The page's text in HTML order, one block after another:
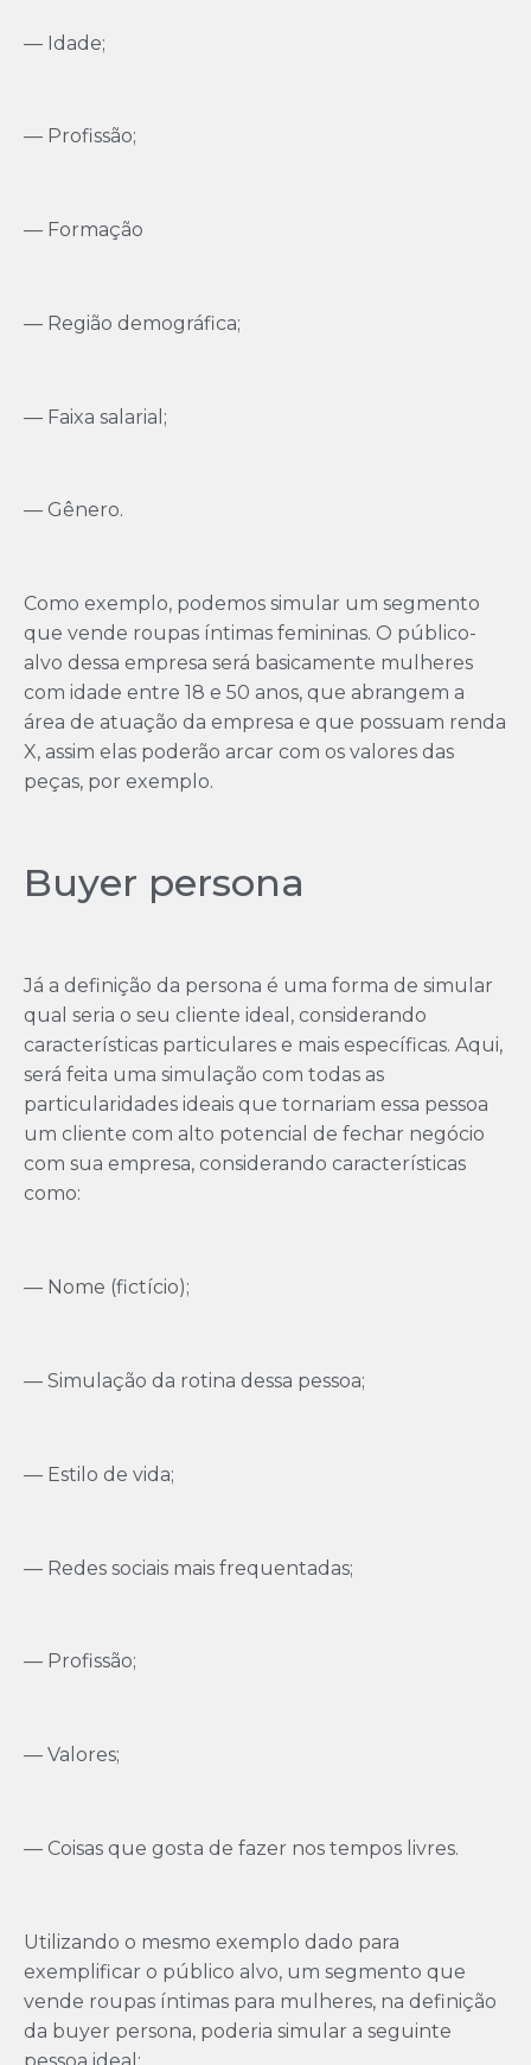
— Idade;
— Profissão;
— Formação
— Região demográfica;
— Faixa salarial;
— Gênero.
Como exemplo, podemos simular um segmento
que vende roupas íntimas femininas. O público-
alvo dessa empresa será basicamente mulheres
com idade entre 18 e 50 anos, que abrangem a
área de atuação da empresa e que possuam renda
X, assim elas poderão arcar com os valores das
peças, por exemplo.
Buyer persona
Já a definição da persona é uma forma de simular
qual seria o seu cliente ideal, considerando
características particulares e mais específicas. Aqui,
será feita uma simulação com todas as
particularidades ideais que tornariam essa pessoa
um cliente com alto potencial de fechar negócio
com sua empresa, considerando características
como:
— Nome (fictício);
— Simulação da rotina dessa pessoa;
— Estilo de vida;
— Redes sociais mais frequentadas;
— Profissão;
— Valores;
— Coisas que gosta de fazer nos tempos livres.
Utilizando o mesmo exemplo dado para
exemplificar o público alvo, um segmento que
vende roupas íntimas para mulheres, na definição
da buyer persona, poderia simular a seguinte
pessoa ideal: